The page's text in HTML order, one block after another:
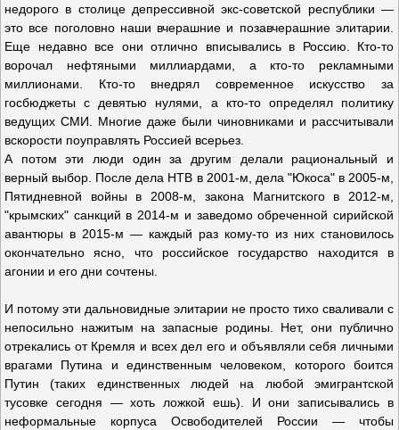
недорого в столице депрессивной экс-советской республики —
это все поголовно наши вчерашние и позавчерашние элитарии.
Еще недавно все они отлично вписывались в Россию. Кто-то
ворочал нефтяными миллиардами, а кто-то рекламными
миллионами. Кто-то внедрял современное искусство за
госбюджеты с девятью нулями, а кто-то определял политику
ведущих СМИ. Многие даже были чиновниками и рассчитывали
вскорости поуправлять Россией всерьез.
А потом эти люди один за другим делали рациональный и
верный выбор. После дела НТВ в 2001-м, дела "Юкоса" в 2005-м,
Пятидневной войны в 2008-м, закона Магнитского в 2012-м,
"крымских" санкций в 2014-м и заведомо обреченной сирийской
авантюры в 2015-м — каждый раз кому-то из них становилось
окончательно ясно, что российское государство находится в
агонии и его дни сочтены.
И потому эти дальновидные элитарии не просто тихо сваливали с
непосильно нажитым на запасные родины. Нет, они публично
отрекались от Кремля и всех дел его и объявляли себя личными
врагами Путина и единственным человеком, которого боится
Путин (таких единственных людей на любой эмигрантской
тусовке сегодня — хоть ложкой ешь). И они записывались в
неформальные корпуса Освободителей России — чтобы